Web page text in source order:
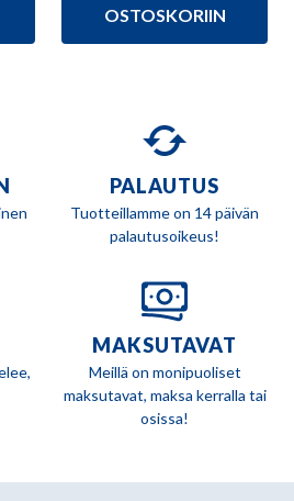
63,90 €.
53,90 €.
OSTOSKORIIN
PALAUTUS
Tuotteillamme on 14 päivän
palautusoikeus!
MAKSUTAVAT
Meillä on monipuoliset
maksutavat, maksa kerralla tai
osissa!